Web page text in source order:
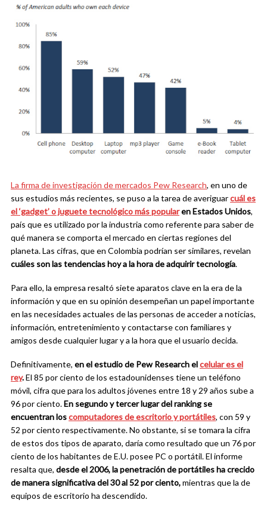
La firma de investigación de mercados Pew Research, en uno de
sus estudios más recientes, se puso a la tarea de averiguarcuál es
el ‘gadget’ o juguete tecnológico más popularen Estados Unidos,
país que es utilizado por la industria como referente para saber de
qué manera se comporta el mercado en ciertas regiones del
planeta. Las cifras, que en Colombia podrían ser similares, revelan
cuáles son las tendencias hoy a la hora de adquirir tecnología.
Para ello, la empresa resaltó siete aparatos clave en la era de la
información y que en su opinión desempeñan un papel importante
en las necesidades actuales de las personas de acceder a noticias,
información, entretenimiento y contactarse con familiares y
amigos desde cualquier lugar y a la hora que el usuario decida.
Definitivamente, en el estudio de Pew Research elcelular es el
rey.El 85 por ciento de los estadounidenses tiene un teléfono
móvil, cifra que para los adultos jóvenes entre 18 y 29 años sube a
96 por ciento.En segundo y tercer lugar del ranking se
encuentran loscomputadores de escritorio y portátiles, con 59 y
52 por ciento respectivamente. No obstante, si se tomara la cifra
de estos dos tipos de aparato, daría como resultado que un 76 por
ciento de los habitantes de E.U. posee PC o portátil. El informe
resalta que, desde el 2006, la penetración de portátiles ha crecido
de manera significativa del 30 al 52 por ciento,mientras que la de
equipos de escritorio ha descendido.